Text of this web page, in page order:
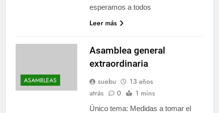
esperamos a todos
Leer más
ASAMBLEAS
Asamblea general
extraordinaria
suebu
13 años
atrás
0 1 mins
Único tema: Medidas a tomar el